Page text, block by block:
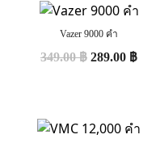
Vazer 9000 คำ
349.00฿ 289.00 ฿